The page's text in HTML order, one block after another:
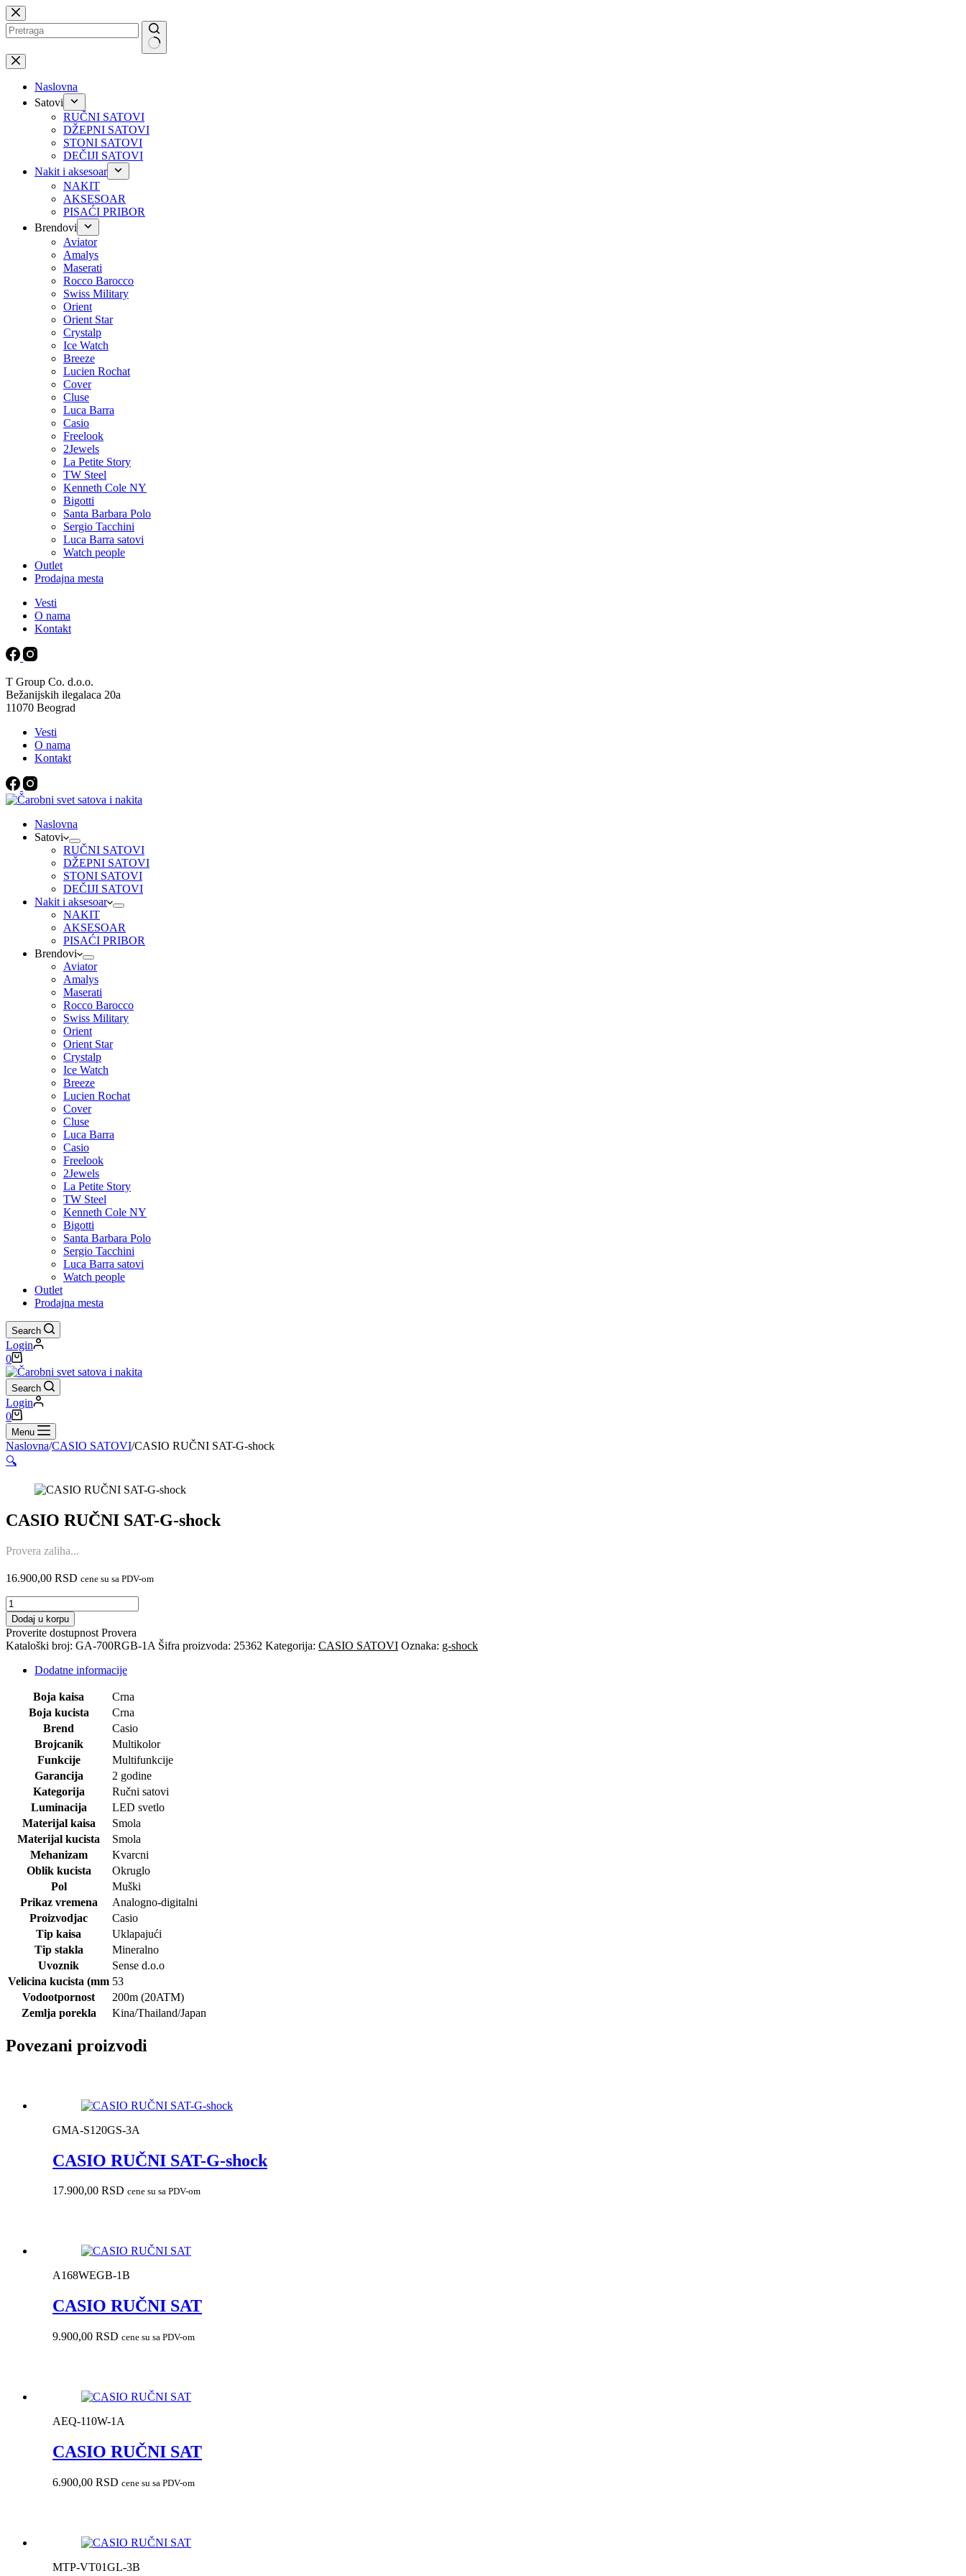
Preskoči
na
No
results
Naslovna
Satovi
RUČNI SATOVI
DŽEPNI SATOVI
STONI SATOVI
DEČIJI SATOVI
Nakit i aksesoar
NAKIT
AKSESOAR
PISAĆI PRIBOR
Brendovi
Aviator
Amalys
Maserati
Rocco Barocco
Swiss Military
Orient
Orient Star
Crystalp
Ice Watch
Breeze
Lucien Rochat
Cover
Cluse
Luca Barra
Casio
Freelook
2Jewels
La Petite Story
TW Steel
Kenneth Cole NY
Bigotti
Santa Barbara Polo
Sergio Tacchini
Luca Barra satovi
Watch people
Outlet
Prodajna mesta
Vesti
O nama
Kontakt
T Group Co. d.o.o.
Bežanijskih ilegalaca 20a
11070 Beograd
Vesti
O nama
Kontakt
Naslovna
Satovi
RUČNI SATOVI
DŽEPNI SATOVI
STONI SATOVI
DEČIJI SATOVI
Nakit i aksesoar
NAKIT
AKSESOAR
PISAĆI PRIBOR
Brendovi
Aviator
Amalys
Maserati
Rocco Barocco
Swiss Military
Orient
Orient Star
Crystalp
Ice Watch
Breeze
Lucien Rochat
Cover
Cluse
Luca Barra
Casio
Freelook
2Jewels
La Petite Story
TW Steel
Kenneth Cole NY
Bigotti
Santa Barbara Polo
Sergio Tacchini
Luca Barra satovi
Watch people
Outlet
Prodajna mesta
Search
Login
Shopping
cart
0
Search
Login
Shopping
cart
0
Menu
Naslovna/CASIO SATOVI/CASIO RUČNI SAT-G-shock
🔍
CASIO RUČNI SAT-G-shock
Provera zaliha...
16.900,00 RSD cene su sa PDV-om
CASIO
RUČNI
SAT-
G-
shock
količina
Dodaj u korpu
Proverite dostupnost Provera
Kataloški broj: GA-700RGB-1A Šifra proizvoda: 25362 Kategorija: CASIO SATOVI Oznaka: g-shock
Dodatne informacije
Boja kaisa
Crna
Boja kucista
Crna
Brend
Casio
Brojcanik
Multikolor
Funkcije
Multifunkcije
Garancija
2 godine
Kategorija
Ručni satovi
Luminacija
LED svetlo
Materijal kaisa
Smola
Materijal kucista
Smola
Mehanizam
Kvarcni
Oblik kucista
Okruglo
Pol
Muški
Prikaz vremena
Analogno-digitalni
Proizvodjac
Casio
Tip kaisa
Uklapajući
Tip stakla
Mineralno
Uvoznik
Sense d.o.o
Velicina kucista (mm 53
Vodootpornost
200m (20ATM)
Zemlja porekla
Kina/Thailand/Japan
Povezani proizvodi
GMA-S120GS-3A
CASIO RUČNI SAT-G-shock
17.900,00 RSD cene su sa PDV-om
A168WEGB-1B
CASIO RUČNI SAT
9.900,00 RSD cene su sa PDV-om
AEQ-110W-1A
CASIO RUČNI SAT
6.900,00 RSD cene su sa PDV-om
MTP-VT01GL-3B